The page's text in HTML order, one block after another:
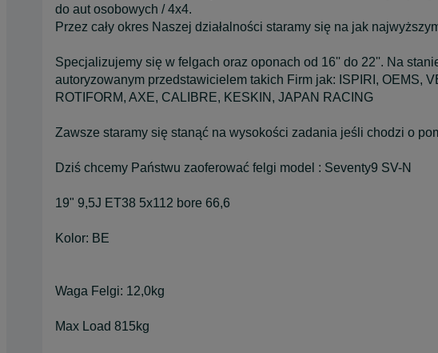
do aut osobowych / 4x4.
Przez cały okres Naszej działalności staramy się na jak
Specjalizujemy się w felgach oraz oponach od 16'' do 22''. Na
autoryzowanym przedstawicielem takich Firm jak: ISPIRI, OEMS,
ROTIFORM, AXE, CALIBRE, KESKIN, JAPAN RACING
Zawsze staramy się stanąć na wysokości zadania jeśli chodzi o
Dziś chcemy Państwu zaoferować felgi model : Seventy9 SV-N
19" 9,5J ET38 5x112 bore 66,6
Kolor: BE
Waga Felgi: 12,0kg
Max Load 815kg